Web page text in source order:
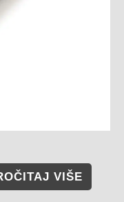
VIŠE